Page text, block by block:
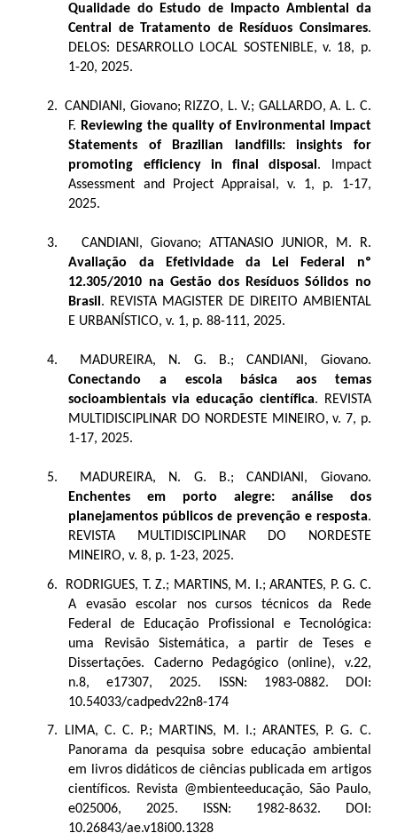
Qualidade do Estudo de Impacto Ambiental da
Central de Tratamento de Resíduos Consimares.
DELOS: DESARROLLO LOCAL SOSTENIBLE, v. 18, p.
1-20, 2025.
2. CANDIANI, Giovano; RIZZO, L. V.; GALLARDO, A. L. C.
F. Reviewing the quality of Environmental Impact
Statements of Brazilian landfills: insights for
promoting efficiency in final disposal . Impact
Assessment and Project Appraisal, v. 1, p. 1-17,
2025.
3.
CANDIANI, Giovano; ATTANASIO JUNIOR, M. R.
Avaliação da Efetividade da Lei Federal nº
12.305/2010 na Gestão dos Resíduos Sólidos no
Brasil . REVISTA MAGISTER DE DIREITO AMBIENTAL
E URBANÍSTICO, v. 1, p. 88-111, 2025.
4.
MADUREIRA, N. G. B.; CANDIANI, Giovano.
Conectando a escola básica aos temas
socioambientais via educação científica. REVISTA
MULTIDISCIPLINAR DO NORDESTE MINEIRO, v. 7, p.
1-17, 2025.
5.
MADUREIRA, N. G. B.; CANDIANI, Giovano.
Enchentes em porto alegre: análise dos
planejamentos públicos de prevenção e resposta.
REVISTA MULTIDISCIPLINAR DO NORDESTE
MINEIRO, v. 8, p. 1-23, 2025.
6. RODRIGUES, T. Z.; MARTINS, M. I.; ARANTES, P. G. C.
A evasão escolar nos cursos técnicos da Rede
Federal de Educação Profissional e Tecnológica:
uma Revisão Sistemática, a partir de Teses e
Dissertações. Caderno Pedagógico (online), v.22,
n.8, e17307, 2025. ISSN: 1983-0882. DOI:
10.54033/cadpedv22n8-174
7. LIMA, C. C. P.; MARTINS, M. I.; ARANTES, P. G. C.
Panorama da pesquisa sobre educação ambiental
em livros didáticos de ciências publicada em artigos
científicos. Revista @mbienteeducação, São Paulo,
e025006, 2025. ISSN: 1982-8632. DOI:
10.26843/ae.v18i00.1328